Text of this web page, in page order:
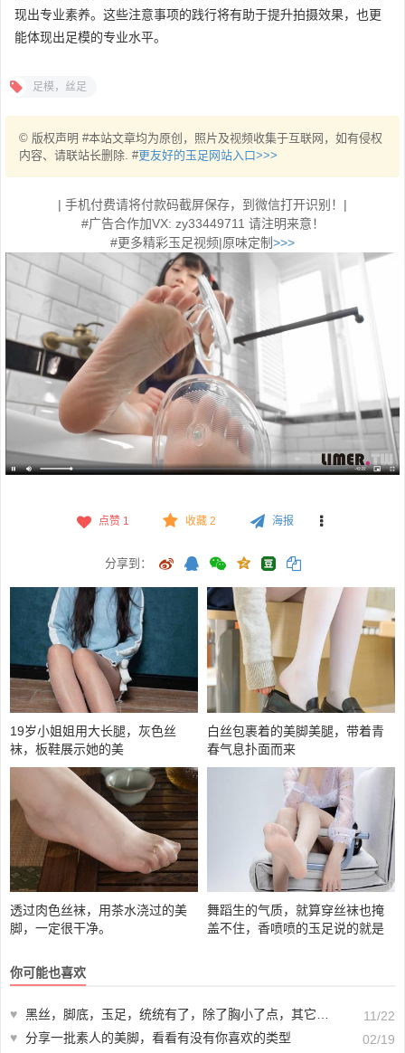
现出专业素养。这些注意事项的践行将有助于提升拍摄效果，也更
能体现出足模的专业水平。
足模，丝足
© 版权声明 #本站文章均为原创，照片及视频收集于互联网，如有侵权
内容、请联站长删除. #更友好的玉足网站入口>>>
| 手机付费请将付款码截屏保存，到微信打开识别！|
#广告合作加VX: zy33449711 请注明来意！
#更多精彩玉足视频|原味定制>>>
点赞 1 收藏 2 海报
分享到：
19岁小姐姐用大长腿，灰色丝
袜，板鞋展示她的美
白丝包裹着的美脚美腿，带着青
春气息扑面而来
透过肉色丝袜，用茶水浇过的美
脚，一定很干净。
舞蹈生的气质，就算穿丝袜也掩
盖不住，香喷喷的玉足说的就是
你可能也喜欢
♥ 黑丝，脚底，玉足，统统有了，除了胸小了点，其它完美！
11/22
♥ 分享一批素人的美脚，看看有没有你喜欢的类型
02/19